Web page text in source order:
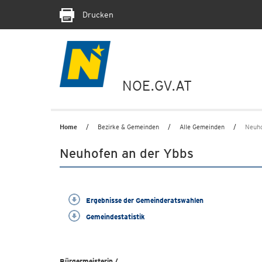
Drucken
NOE.GV.AT
Home Bezirke & Gemeinden Alle Gemeinden
Neuhofen an der Ybbs
Ergebnisse der Gemeinderatswahlen
Gemeindestatistik